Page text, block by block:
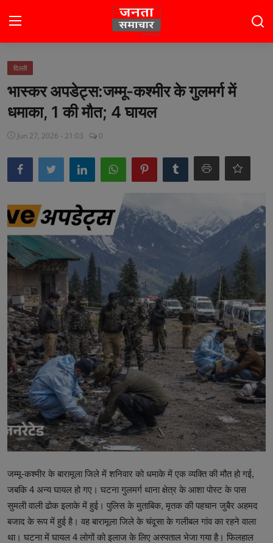
भारत
टॉप स्टोरी
राजनीति
खेल
मनोरंजन
बिज़नेस
टेक्नोलॉजी
वर्ल्ड
राशिफल
करियर
Poll
Contact
Gallery
Terms of Service
Privacy Policy
Cookies Policy
दिल्ली
भास्कर अपडेट्स:जम्मू-कश्मीर के गुलमर्ग में
धमाका, 1 की मौत; 4 घायल
Jun 27, 2026 - 21:03 0
जम्मू-कश्मीर के बारामूला जिले में शनिवार को धमाके में एक व्यक्ति की मौत हो गई,
जबकि 4 अन्य घायल हो गए। घटना गुलमर्ग थाना क्षेत्र के आशा पोस्ट के पास
सुमली वाली ढोक इलाके में हुई। पुलिस के मुताबिक, मृतक की पहचान जुबैर अहमद
बजाद के रूप में हुई है। वह बारामूला जिले के चंदूसा के गलीबल गांव का रहने वाला
था। घटना में घायल 4 लोगों को इलाज के लिए अस्पताल भेजा गया है। फिलहाल